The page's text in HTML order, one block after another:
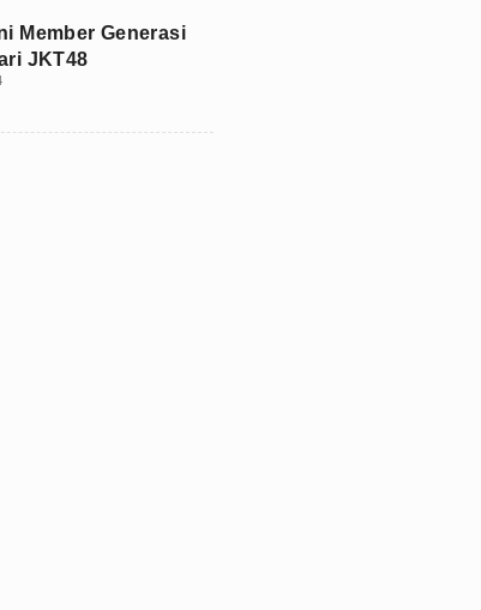
Member Generasi
JKT48